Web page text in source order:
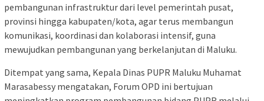
pembangunan infrastruktur dari level pemerintah pusat,
provinsi hingga kabupaten/kota, agar terus membangun
komunikasi, koordinasi dan kolaborasi intensif, guna
mewujudkan pembangunan yang berkelanjutan di Maluku.
Ditempat yang sama, Kepala Dinas PUPR Maluku Muhamat
Marasabessy mengatakan, Forum OPD ini bertujuan